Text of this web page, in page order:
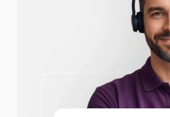
Prestashop